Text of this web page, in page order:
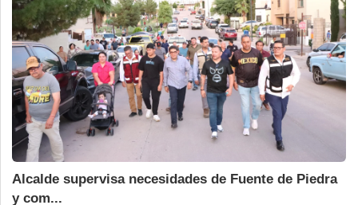
Alcalde supervisa necesidades de Fuente de Piedra
y com...